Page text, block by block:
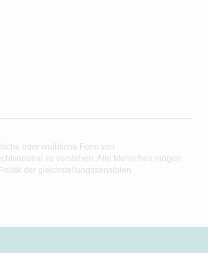
oder weibliche Form von
zu verstehen. Alle Menschen mögen
der gleichstellungssensiblen